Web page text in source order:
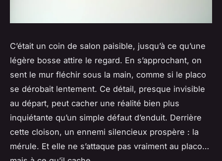
C’était un coin de salon paisible, jusqu’à ce qu’une
légère bosse attire le regard. En s’approchant, on
sent le mur fléchir sous la main, comme si le placo
se dérobait lentement. Ce détail, presque invisible
au départ, peut cacher une réalité bien plus
inquiétante qu’un simple défaut d’enduit. Derrière
cette cloison, un ennemi silencieux prospère : la
mérule. Et elle ne s’attaque pas vraiment au placo…